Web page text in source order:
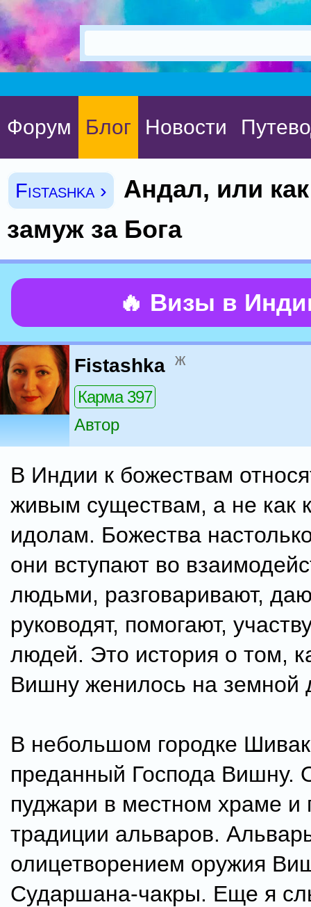
Форум Блог Новости
Fistashka ›
Андал, или
замуж за Бога
🔥 Визы в
Fistashka ж
Карма 397
Автор
В Индии к божествам
живым существам, а не как
идолам. Божества
они вступают во
людьми, разговаривают,
руководят, помогают,
людей. Это история о том,
Вишну женилось на земной
В небольшом городке
преданный Господа Вишну.
пуджари в местном храме и
традиции альваров.
олицетворением оружия
Сударшана-чакры. Еще я